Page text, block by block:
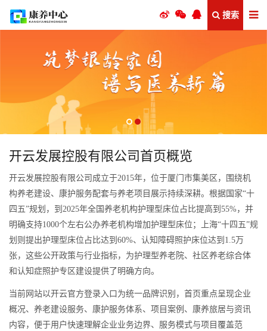
搜索
开云发展控股有限公司首页概览
开云发展控股有限公司成立于2015年，位于厦门市集美区，围绕机
构养老建设、康护服务配套与养老项目展示持续深耕。根据国家“十
四五”规划，到2025年全国养老机构护理型床位占比提高到55%，并
明确支持1000个左右公办养老机构增加护理型床位；上海“十四五”规
划则提出护理型床位占比达到60%、认知障碍照护床位达到1.5万
张，这些公开政策与行业指标，为护理型养老院、社区养老综合体
和认知症照护专区建设提供了明确方向。
当前网站以开云官方登录入口为统一品牌识别，首页重点呈现企业
概况、养老建设服务、康护服务体系、项目案例、康养旅居与资讯
内容，便于用户快速理解企业业务边界、服务模式与项目覆盖范